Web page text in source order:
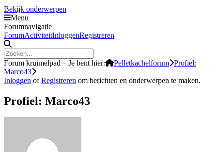
Bekijk onderwerpen
Menu
Forumnavigatie
ForumActiviteitInloggenRegistreren
Forum kruimelpad – Je bent hier: Pelletkachelforum Profiel:
Marco43
Inloggen ofRegistreren om berichten en onderwerpen te maken.
Profiel: Marco43